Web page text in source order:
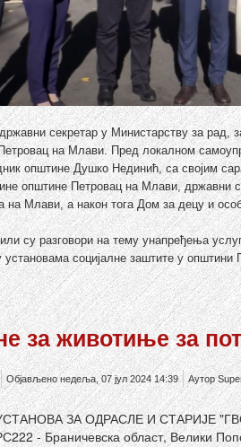
секретар у Министарству за рад,
на Млави. Пред локалном
општине Душко Нединић, са својим
општине Петровац на Млави, државни
на Млави, а након тога Дом за децу и
су разговори на тему унапређења
социјалне заштите у
за животиње за
Објављено недеља, 07 јул 2024 14:39 Аутор
ЗА ОДРАСЛЕ И СТАРИЈЕ
- Браничевска област, Велики